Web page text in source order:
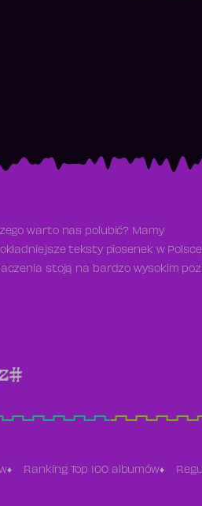
warto nas polubić? Mamy
teksty piosenek w
stoją na bardzo wysokim
#
Ranking Top 100 albumów